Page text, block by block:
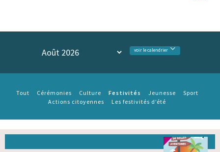
voir le calendrier
Tout Cérémonies Culture Festivités Jeunesse
Sport
Actions citoyennes
Les festivités d’été